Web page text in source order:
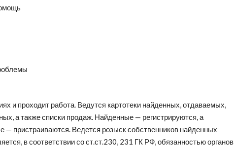
и проходит работа. Ведутся картотеки найденных, отдаваемых,
а также списки продаж. Найденные — регистрируются, а
— пристраиваются. Ведется розыск собственников найденных
в соответствии со ст.ст.230, 231 ГК РФ, обязанностью органов